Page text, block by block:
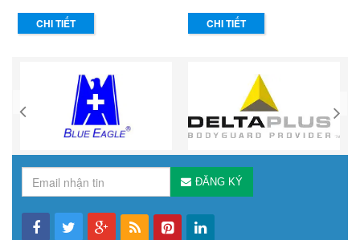
CHI TIẾT CHI TIẾT
ĐĂNG KÝ